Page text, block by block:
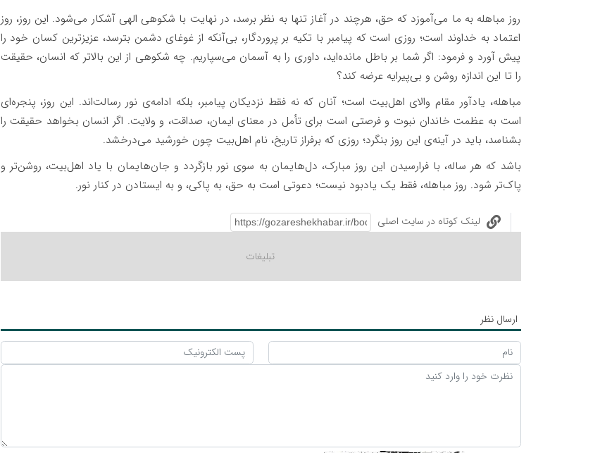
روز مباهله به ما می‌آموزد که حق، هرچند در آغاز تنها به نظر برسد، در نهایت با شکوهی الهی آشکار می‌شود. این روز، روز
اعتماد به خداوند است؛ روزی است که پیامبر با تکیه بر پروردگار، بی‌آنکه از غوغای دشمن بترسد، عزیزترین کسان خود را
پیش آورد و فرمود: اگر شما بر باطل مانده‌اید، داوری را به آسمان می‌سپاریم. چه شکوهی از این بالاتر که انسان، حقیقت
را تا این اندازه روشن و بی‌پیرایه عرضه کند؟
مباهله، یادآور مقام والای اهل‌بیت است؛ آنان که نه فقط نزدیکان پیامبر، بلکه ادامه‌ی نور رسالت‌اند. این روز، پنجره‌ای
است به عظمت خاندان نبوت و فرصتی است برای تأمل در معنای ایمان، صداقت، و ولایت. اگر انسان بخواهد حقیقت را
بشناسد، باید در آینه‌ی این روز بنگرد؛ روزی که برفراز تاریخ، نام اهل‌بیت چون خورشید می‌درخشد.
باشد که هر ساله، با فرارسیدن این روز مبارک، دل‌هایمان به سوی نور بازگردد و جان‌هایمان با یاد اهل‌بیت، روشن‌تر و
پاک‌تر شود. روز مباهله، فقط یک یادبود نیست؛ دعوتی است به حق، به پاکی، و به ایستادن در کنار نور.
لینک کوتاه در سایت اصلی
ارسال نظر